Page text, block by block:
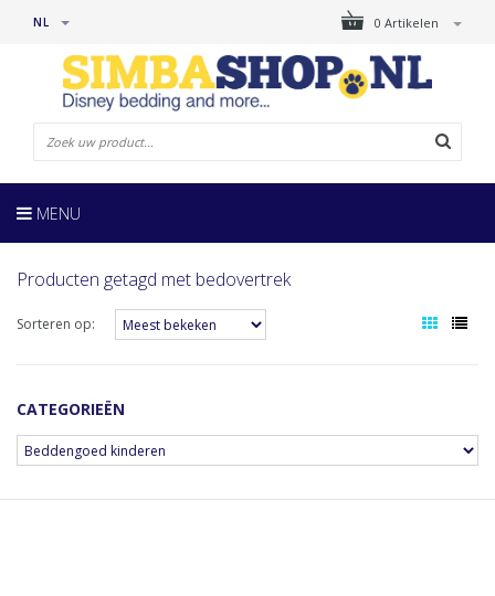
0 Artikelen
NL
MENU
Producten getagd met bedovertrek
Sorteren op:
CATEGORIEËN